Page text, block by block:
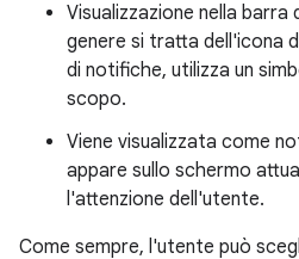
Visualizzazione nella
genere si tratta dell'icona
di notifiche, utilizza un
scopo.
Viene visualizzata come
appare sullo schermo
l'attenzione dell'utente.
Come sempre, l'utente può